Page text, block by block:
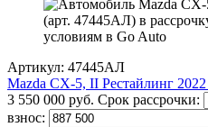
Артикул: 47445АЛ
Mazda CX-5, II Рестайлинг
3 550 000 руб. Срок рассрочки:
взнос: